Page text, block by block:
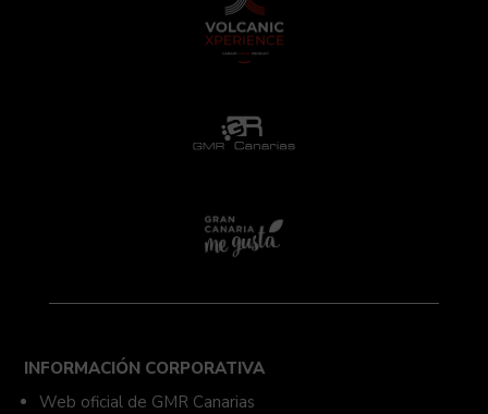
INFORMACIÓN CORPORATIVA
Web oficial de GMR Canarias